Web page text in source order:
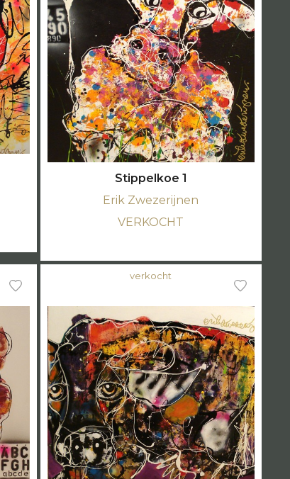
Stippelkoe 1
Erik Zwezerijnen
VERKOCHT
verkocht